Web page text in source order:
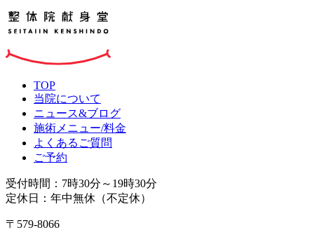
TOP
当院について
ニュース&ブログ
施術メニュー/料金
よくあるご質問
ご予約
受付時間：7時30分～19時30分
定休日：年中無休（不定休）
〒579-8066